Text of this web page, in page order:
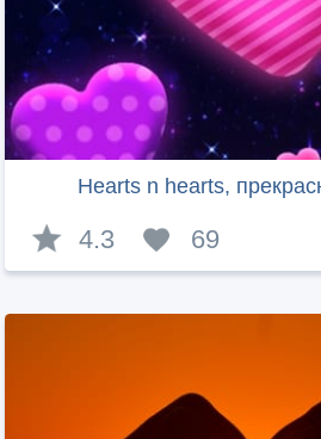
Hearts n hearts,
4.3 69